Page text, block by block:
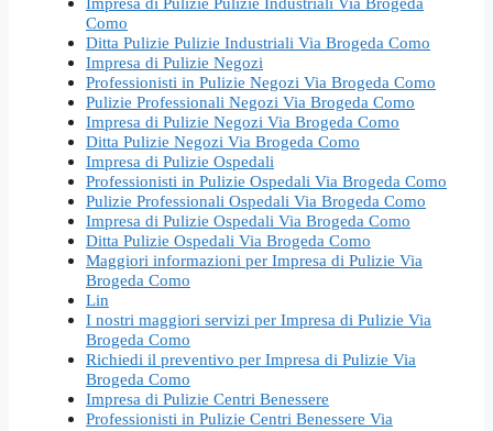
Como
Ditta Pulizie Pulizie Industriali Via Brogeda Como
Impresa di Pulizie Negozi
Professionisti in Pulizie Negozi Via Brogeda Como
Pulizie Professionali Negozi Via Brogeda Como
Impresa di Pulizie Negozi Via Brogeda Como
Ditta Pulizie Negozi Via Brogeda Como
Impresa di Pulizie Ospedali
Professionisti in Pulizie Ospedali Via Brogeda Como
Pulizie Professionali Ospedali Via Brogeda Como
Impresa di Pulizie Ospedali Via Brogeda Como
Ditta Pulizie Ospedali Via Brogeda Como
Maggiori informazioni per Impresa di Pulizie Via
Brogeda Como
Lin
I nostri maggiori servizi per Impresa di Pulizie Via
Brogeda Como
Richiedi il preventivo per Impresa di Pulizie Via
Brogeda Como
Impresa di Pulizie Centri Benessere
Professionisti in Pulizie Centri Benessere Via